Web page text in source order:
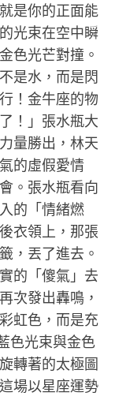
是你的正面能
光束在空中瞬
色光芒對撞。
是水，而是閃
！金牛座的物
！」張水瓶大
量勝出，林天
的虛假愛情
。張水瓶看向
的「情緒燃
衣領上，那張
，丟了進去。
的「傻氣」去
次發出轟鳴，
虹色，而是充
色光束與金色
轉著的太極圖
場以星座運勢